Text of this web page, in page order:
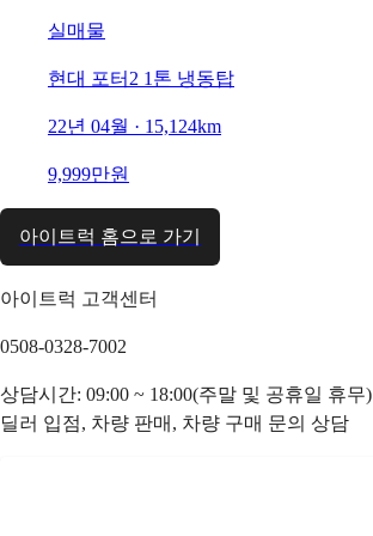
실매물
현대 포터2 1톤 냉동탑
22년 04월 · 15,124km
9,999만원
아이트럭 홈으로 가기
아이트럭 고객센터
0508-0328-7002
상담시간: 09:00 ~ 18:00(주말 및 공휴일 휴무)
딜러 입점, 차량 판매, 차량 구매 문의 상담